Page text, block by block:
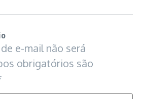
e-mail não será
obrigatórios são